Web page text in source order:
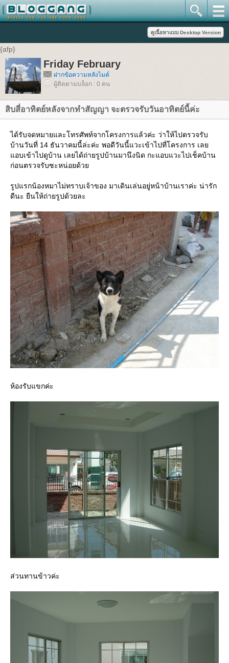
{afp}
Friday February
ฝากข้อความหลังไมค์
ผู้ติดตามบล็อก : 0 คน
สิบสี่อาทิตย์หลังจากทำสัญญา จะตรวจรับวันอาทิตย์นี้ค่ะ
ได้รับจดหมายและโทรศัพท์จากโครงการแล้วค่ะ ว่าให้ไปตรวจรับ
บ้านวันที่ 14 ธันวาคมนี้ล่ะค่ะ พอดีวันนี้แวะเข้าไปที่โครงการ เลย
แอบเข้าไปดูบ้าน เลยได้ถ่ายรูปบ้านมานึงนิด กะแอบแวะไปเช็คบ้าน
ก่อนตรวจรับซะหน่อยด้วย
รูปแรกน้องหมาไม่ทราบเจ้าของ มาเดินเล่นอยู่หน้าบ้านเราค่ะ น่ารัก
ดีนะ ยืนให้ถ่ายรูปด้วยละ
ห้องรับแขกค่ะ
ส่วนทานข้าวค่ะ